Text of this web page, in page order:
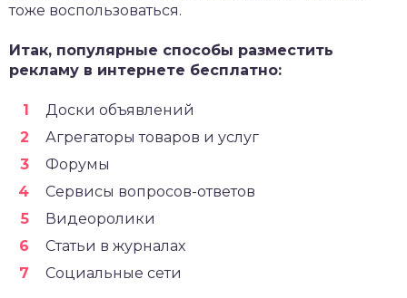
тоже воспользоваться.
Итак, популярные способы разместить
рекламу в интернете бесплатно:
Доски объявлений
Агрегаторы товаров и услуг
Форумы
Сервисы вопросов-ответов
Видеоролики
Статьи в журналах
Социальные сети